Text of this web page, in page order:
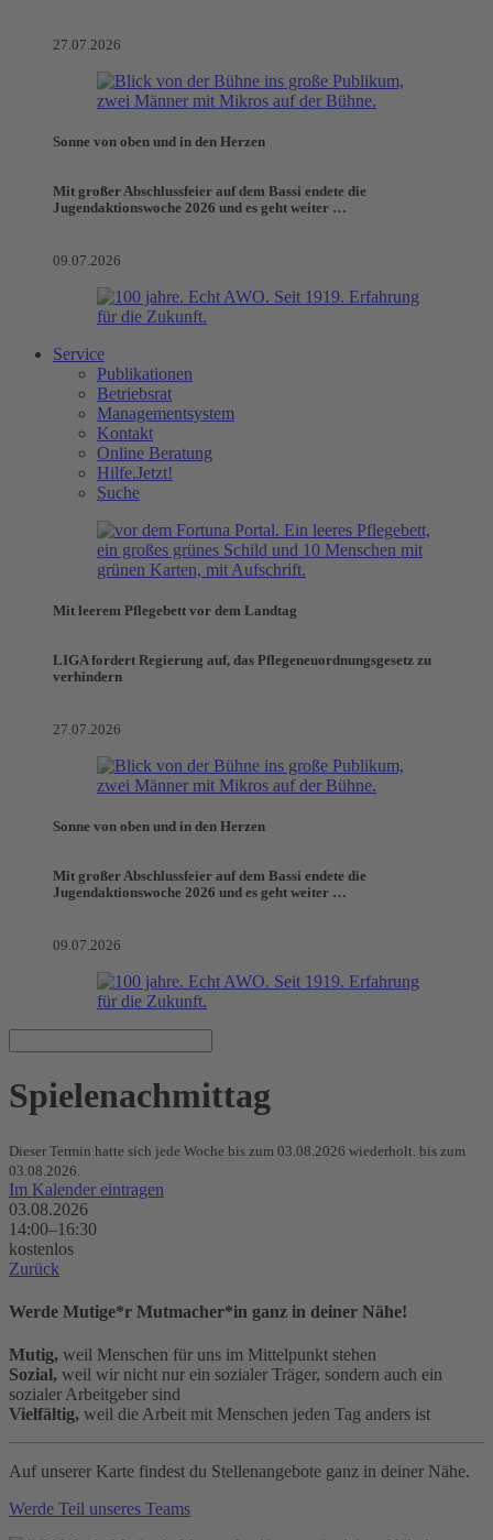
27.07.2026
Sonne von oben und in den Herzen
Mit großer Abschlussfeier auf dem Bassi endete die
Jugendaktionswoche 2026 und es geht weiter …
09.07.2026
Service
Publikationen
Betriebsrat
Managementsystem
Kontakt
Online Beratung
Hilfe.Jetzt!
Suche
Mit leerem Pflegebett vor dem Landtag
LIGA fordert Regierung auf, das Pflegeneuordnungsgesetz zu
verhindern
27.07.2026
Sonne von oben und in den Herzen
Mit großer Abschlussfeier auf dem Bassi endete die
Jugendaktionswoche 2026 und es geht weiter …
09.07.2026
Spielenachmittag
Dieser Termin hatte sich jede Woche bis zum 03.08.2026 wiederholt. bis zum
03.08.2026.
Im Kalender eintragen
03.08.2026
14:00–16:30
kostenlos
Zurück
Werde Mutige*r Mutmacher*in ganz in deiner Nähe!
Mutig, weil Menschen für uns im Mittelpunkt stehen
Sozial, weil wir nicht nur ein sozialer Träger, sondern auch ein
sozialer Arbeitgeber sind
Vielfältig, weil die Arbeit mit Menschen jeden Tag anders ist
Auf unserer Karte findest du Stellenangebote ganz in deiner Nähe.
Werde Teil unseres Teams